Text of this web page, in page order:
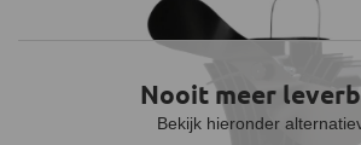
Nooit meer
Bekijk hieronder